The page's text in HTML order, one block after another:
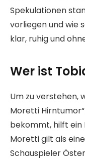
Spekulationen
vorliegen und wie
klar, ruhig und
Wer ist
Um zu verstehen,
Moretti
bekommt, hilft ein
Moretti gilt als
Schauspieler